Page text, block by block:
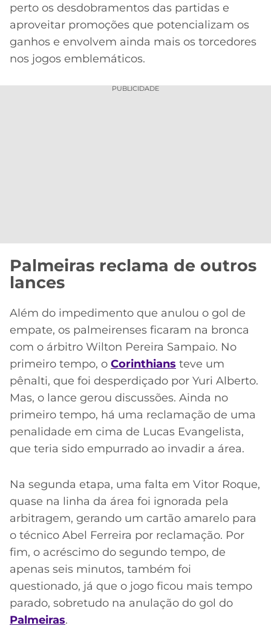
perto os desdobramentos das partidas e
aproveitar promoções que potencializam os
ganhos e envolvem ainda mais os torcedores
nos jogos emblemáticos.
PUBLICIDADE
Palmeiras reclama de outros
lances
Além do impedimento que anulou o gol de
empate, os palmeirenses ficaram na bronca
com o árbitro Wilton Pereira Sampaio. No
primeiro tempo, o Corinthians teve um
pênalti, que foi desperdiçado por Yuri Alberto.
Mas, o lance gerou discussões. Ainda no
primeiro tempo, há uma reclamação de uma
penalidade em cima de Lucas Evangelista,
que teria sido empurrado ao invadir a área.
Na segunda etapa, uma falta em Vitor Roque,
quase na linha da área foi ignorada pela
arbitragem, gerando um cartão amarelo para
o técnico Abel Ferreira por reclamação. Por
fim, o acréscimo do segundo tempo, de
apenas seis minutos, também foi
questionado, já que o jogo ficou mais tempo
parado, sobretudo na anulação do gol do
Palmeiras.